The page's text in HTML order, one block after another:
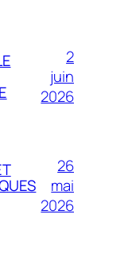
2
juin
2026
26
mai
2026